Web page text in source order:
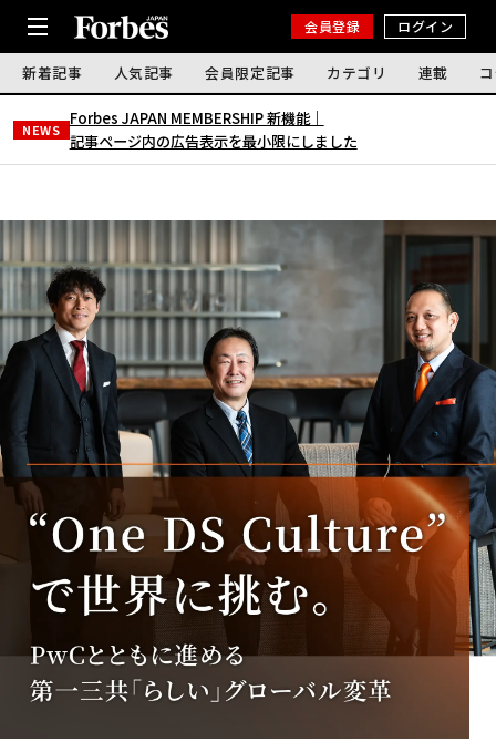
会員登録 ログイン
新着記事 人気記事 会員限定記事 カテゴリ 連載
NEWS
Forbes JAPAN MEMBERSHIP 新機能｜
記事ページ内の広告表示を最小限にしました